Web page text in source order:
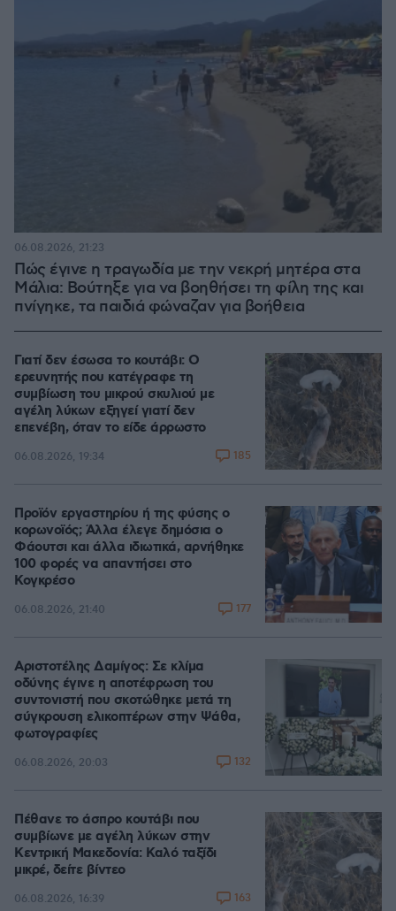
Πώς έγινε η τραγωδία με την νεκρή μητέρα στα
Μάλια: Βούτηξε για να βοηθήσει τη φίλη της και
πνίγηκε, τα παιδιά φώναζαν για βοήθεια
06.08.2026, 21:23
Γιατί δεν έσωσα το κουτάβι: Ο
ερευνητής που κατέγραφε τη
συμβίωση του μικρού σκυλιού με
αγέλη λύκων εξηγεί γιατί δεν
επενέβη, όταν το είδε άρρωστο
06.08.2026, 19:34 185
Προϊόν εργαστηρίου ή της φύσης ο
κορωνοϊός; Άλλα έλεγε δημόσια ο
Φάουτσι και άλλα ιδιωτικά, αρνήθηκε
100 φορές να απαντήσει στο
Κογκρέσο
06.08.2026, 21:40 177
Αριστοτέλης Δαμίγος: Σε κλίμα
οδύνης έγινε η αποτέφρωση του
συντονιστή που σκοτώθηκε μετά τη
σύγκρουση ελικοπτέρων στην Ψάθα,
φωτογραφίες
06.08.2026, 20:03 132
Πέθανε το άσπρο κουτάβι που
συμβίωνε με αγέλη λύκων στην
Κεντρική Μακεδονία: Καλό ταξίδι
μικρέ, δείτε βίντεο
06.08.2026, 16:39 163